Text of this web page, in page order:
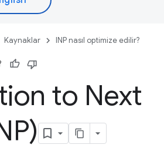
Kaynaklar INP nasıl optimize edilir?
to Next